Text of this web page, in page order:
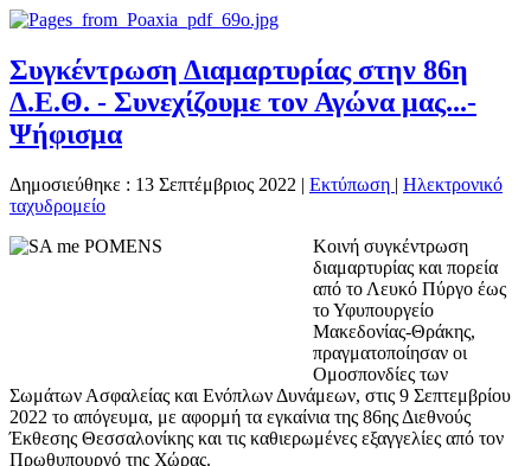
Συγκέντρωση Διαμαρτυρίας στην 86η
Δ.Ε.Θ. - Συνεχίζουμε τον Αγώνα μας...-
Ψήφισμα
Δημοσιεύθηκε : 13 Σεπτέμβριος 2022 | Εκτύπωση | Ηλεκτρονικό
ταχυδρομείο
Κοινή συγκέντρωση
διαμαρτυρίας και πορεία
από το Λευκό Πύργο έως
το Υφυπουργείο
Μακεδονίας-Θράκης,
πραγματοποίησαν οι
Ομοσπονδίες των
Σωμάτων Ασφαλείας και Ενόπλων Δυνάμεων, στις 9 Σεπτεμβρίου
2022 το απόγευμα, με αφορμή τα εγκαίνια της 86ης Διεθνούς
Έκθεσης Θεσσαλονίκης και τις καθιερωμένες εξαγγελίες από τον
Πρωθυπουργό της Χώρας.